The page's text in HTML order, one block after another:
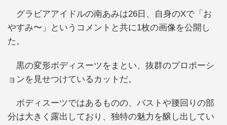
グラビアアイドルの南あみは26日、自身のXで「お
やすみ〜」というコメントと共に1枚の画像を公開し
た。
黒の変形ボディスーツをまとい、抜群のプロポーシ
ョンを見せつけているカットだ。
ボディスーツではあるものの、バストや腰回りの部
分は大きく露出しており、独特の魅力を醸し出してい